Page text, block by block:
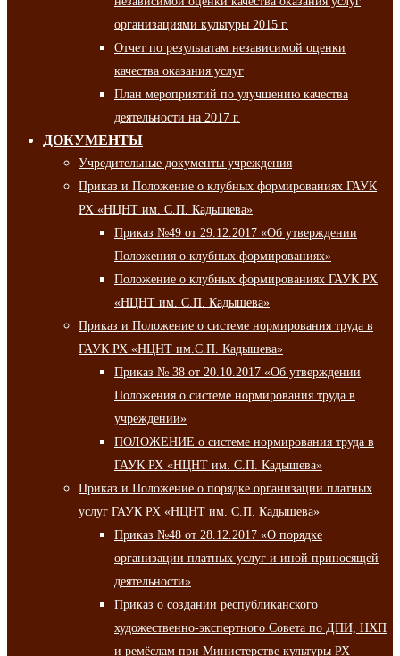
организациями культуры 2015 г.
Отчет по результатам независимой оценки
качества оказания услуг
План мероприятий по улучшению качества
деятельности на 2017 г.
ДОКУМЕНТЫ
Учредительные документы учреждения
Приказ и Положение о клубных формированиях ГАУК
РХ «НЦНТ им. С.П. Кадышева»
Приказ №49 от 29.12.2017 «Об утверждении
Положения о клубных формированиях»
Положение о клубных формированиях ГАУК РХ
«НЦНТ им. С.П. Кадышева»
Приказ и Положение о системе нормирования труда в
ГАУК РХ «НЦНТ им.С.П. Кадышева»
Приказ № 38 от 20.10.2017 «Об утверждении
Положения о системе нормирования труда в
учреждении»
ПОЛОЖЕНИЕ о системе нормирования труда в
ГАУК РХ «НЦНТ им. С.П. Кадышева»
Приказ и Положение о порядке организации платных
услуг ГАУК РХ «НЦНТ им. С.П. Кадышева»
Приказ №48 от 28.12.2017 «О порядке
организации платных услуг и иной приносящей
деятельности»
Приказ о создании республиканского
художественно-экспертного Совета по ДПИ, НХП
и ремёслам при Министерстве культуры РХ